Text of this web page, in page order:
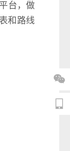


台，做
和路线